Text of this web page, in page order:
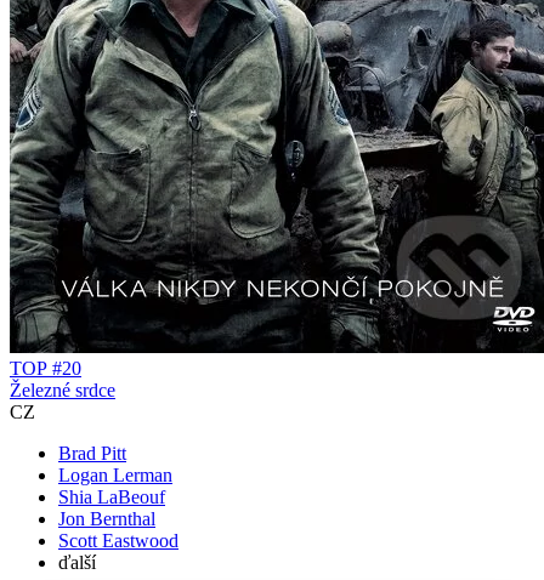
TOP #20
Železné srdce
CZ
Brad Pitt
Logan Lerman
Shia LaBeouf
Jon Bernthal
Scott Eastwood
ďalší